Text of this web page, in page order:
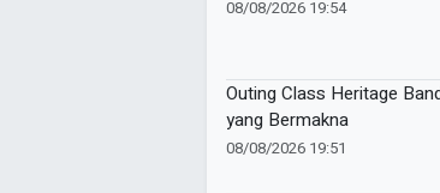
08/08/2026 19:54
Outing Class Heritage
yang Bermakna
08/08/2026 19:51